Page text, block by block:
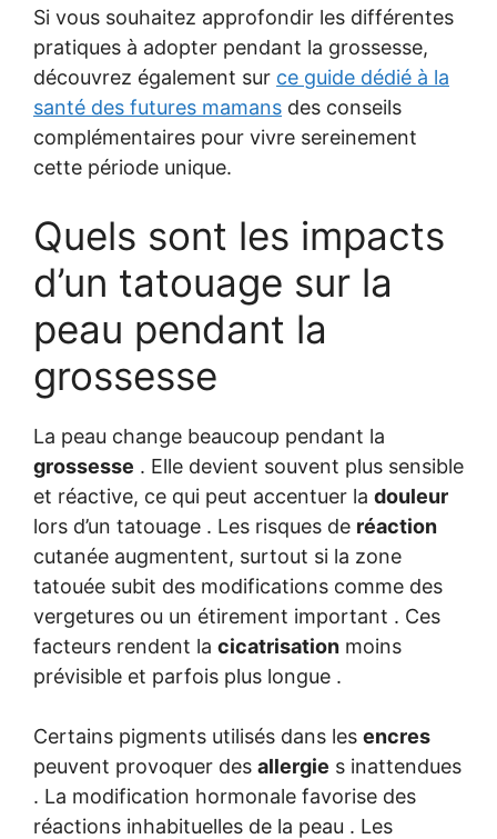
Si vous souhaitez approfondir les différentes
pratiques à adopter pendant la grossesse,
découvrez également sur ce guide dédié à la
santé des futures mamans des conseils
complémentaires pour vivre sereinement
cette période unique.
Quels sont les impacts
d’un tatouage sur la
peau pendant la
grossesse
La peau change beaucoup pendant la
grossesse . Elle devient souvent plus sensible
et réactive, ce qui peut accentuer la douleur
lors d’un tatouage . Les risques de réaction
cutanée augmentent, surtout si la zone
tatouée subit des modifications comme des
vergetures ou un étirement important . Ces
facteurs rendent la cicatrisation moins
prévisible et parfois plus longue .
Certains pigments utilisés dans les encres
peuvent provoquer des allergie s inattendues
. La modification hormonale favorise des
réactions inhabituelles de la peau . Les